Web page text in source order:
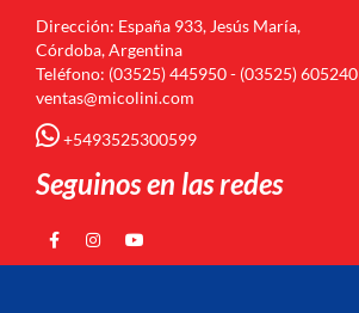
Dirección: España 933, Jesús María,
Córdoba, Argentina
Teléfono: (03525) 445950 - (03525) 605240
ventas@micolini.com
+5493525300599
Seguinos en las redes